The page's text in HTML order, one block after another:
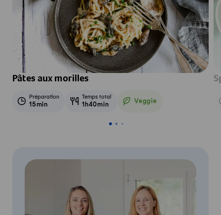
Pâtes aux morilles
Préparation
15min
Temps total
1h40min Veggie
Veggie